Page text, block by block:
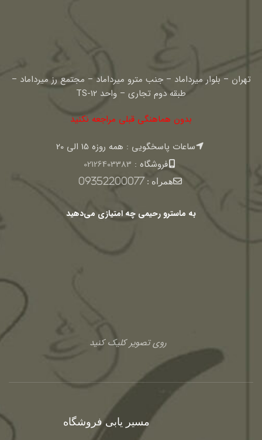
تهران – بلوار میرداماد – جنب مترو میرداماد – مجتمع رز میرداماد –
طبقه دوم تجاری – واحد TS-12
بدون هماهنگی قبلی مراجعه نکنید
ساعات پاسخگویی : همه روزه 15 الی 20
فروشگاه : 02126403383
همراه :09352200077
به ماسترو رحیمی چه امتیازی می‌دهید
روی تصویر کلیک کنید
مسیر یابی فروشگاه